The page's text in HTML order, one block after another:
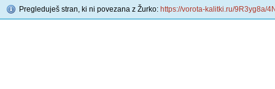
Pregleduješ stran, ki ni povezana z Žurko: https://vorota-kalitki.ru/9R3yg8a/